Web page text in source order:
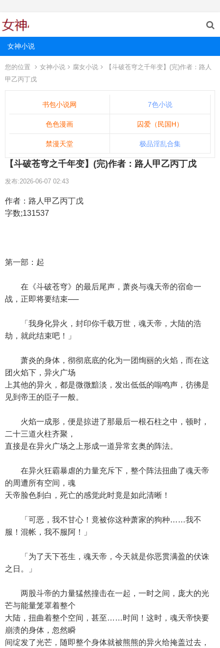
女神小说
您的位置 女神小说 腐女小说
【斗破苍穹之千年变】(完)作者：路人
甲乙丙丁戊
书包小说网 7色小说
色色漫画 囚爱（民国H）
禁漫天堂 极品淫乱合集
【斗破苍穹之千年变】(完)作者：路人甲乙丙丁戊
发布:2026-06-07 02:43
作者：路人甲乙丙丁戊
字数;131537
第一部：起
在《斗破苍穹》的最后尾声，萧炎与魂天帝的宿命一
战，正即将要结束──
「我身化异火，封印你千载万世，魂天帝，大陆的浩
劫，就此结束吧！」
萧炎的身体，彻彻底底的化为一团绚丽的火焰，而在这
团火焰下，异火广场
上其他的异火，都是微微黯淡，发出低低的嗡鸣声，彷彿是
见到帝王的臣子一般。
火焰一成形，便是掠进了那最后一根石柱之中，顿时，
二十三道火柱齐聚，
直接是在异火广场之上形成一道异常玄奥的阵法。
在异火狂霸暴虐的力量充斥下，整个阵法扭曲了魂天帝
的周遭所有空间，魂
天帝脸色刹白，死亡的感觉此时竟是如此清晰！
「可恶，我不甘心！竟被你这种萧家的狗种……我不
服！混帐，我不服阿！」
「为了天下苍生，魂天帝，今天就是你恶贯满盈的伏诛
之日。」
两股斗帝的力量猛然撞击在一起，一时之间，庞大的光
芒与能量笼罩着整个
大陆，扭曲着整个空间，甚至……时间！这时，魂天帝快要
崩溃的身体，忽然瞬
间绽发了光芒，随即整个身体就被熊熊的异火给掩盖过去，